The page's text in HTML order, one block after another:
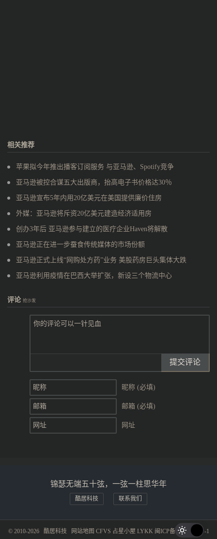
相关推荐
苹果拟今年推出播客订阅服务 与亚马逊、Spotify竞争
亚马逊被控合谋五大出版商，抬高电子书价格达30％
亚马逊宣布5年内用20亿美元在美国提供廉价住房
外媒：亚马逊将斥资20亿美元建造经济适用房
创办3年后 亚马逊参与建立的医疗企业Haven将解散
亚马逊正在进一步蚕食传统媒体的市场份额
亚马逊正式上线“网购处方药”业务 美股药房巨头集体大跌
亚马逊利用疫情在巴西大举扩张，新设三个物流中心
评论 抢沙发
提交评论
昵称 (必填)
邮箱 (必填)
网址
锦瑟无端五十弦，一弦一柱思华年
酷居科技 联系我们
© 2010-2026 酷居科技 网站地图 CFVS 占星小屋 LYKK 闽ICP备19015281号-1